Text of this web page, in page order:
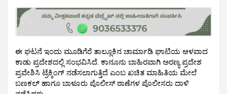
ಈ ಘಟನೆ ಇಂದು ಮೂಡಿಗೆರೆ ತಾಲ್ಲೂಕಿನ ಚಾರ್ಮಾಡಿ ಘಾಟಿಯ ಆಳವಾದ
ಕಾಡು ಪ್ರದೇಶದಲ್ಲಿ ಸಂಭವಿಸಿದೆ. ಕಾನೂನು ಬಾಹಿರವಾಗಿ ಅರಣ್ಯ ಪ್ರದೇಶ
ಪ್ರವೇಶಿಸಿ ಟ್ರೆಕ್ಕಿಂಗ್‌ ನಡೆಸಲಾಗುತ್ತಿದೆ ಎಂಬ ಖಚಿತ ಮಾಹಿತಿಯ ಮೇಲೆ
ಬಣಕಲ್ ಹಾಗೂ ಬಾಳೂರು ಪೊಲೀಸ್ ಠಾಣೆಗಳ ಪೊಲೀಸರು ದಾಳಿ